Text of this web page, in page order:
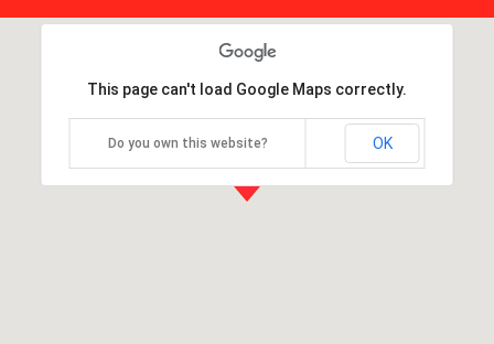
This page can't load Google Maps correctly.
Do you own this website? OK